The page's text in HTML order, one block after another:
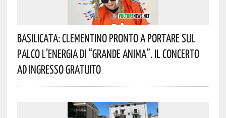
Basilicata: Clementino Pronto A Portare Sul
Palco L’energia Di “Grande Anima”. Il Concerto
Ad Ingresso Gratuito